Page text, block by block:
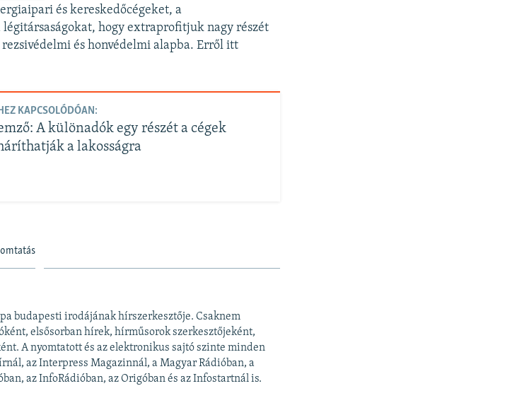
és kereskedőcégeket, a
hogy extraprofitjuk nagy részét
és honvédelmi alapba. Erről itt
KAPCSOLÓDÓAN:
A különadók egy részét a cégek
a lakosságra
budapesti irodájának hírszerkesztője. Csaknem
elsősorban hírek, hírműsorok szerkesztőjeként,
A nyomtatott és az elektronikus sajtó szinte minden
az Interpress Magazinnál, a Magyar Rádióban, a
az InfoRádióban, az Origóban és az Infostartnál is.